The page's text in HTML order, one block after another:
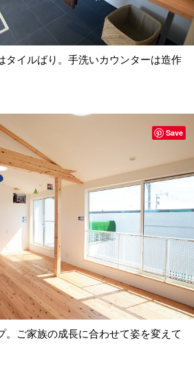
タイルばり。手洗いカウンターは造作
。ご家族の成長に合わせて姿を変えて
Save